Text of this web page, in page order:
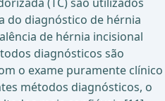
do diagnóstico de hérnia
de hérnia incisional
diagnósticos são
o exame puramente clínico
métodos diagnósticos, o